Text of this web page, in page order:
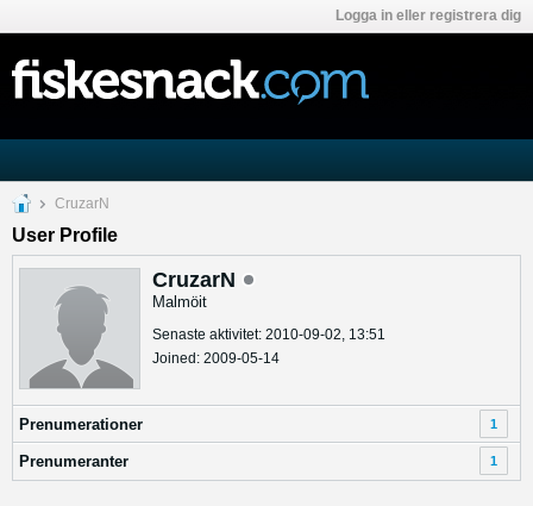
Logga in eller registrera dig
CruzarN
User Profile
CruzarN
Malmöit
Senaste aktivitet: 2010-09-02, 13:51
Joined: 2009-05-14
Prenumerationer 1
Prenumeranter 1